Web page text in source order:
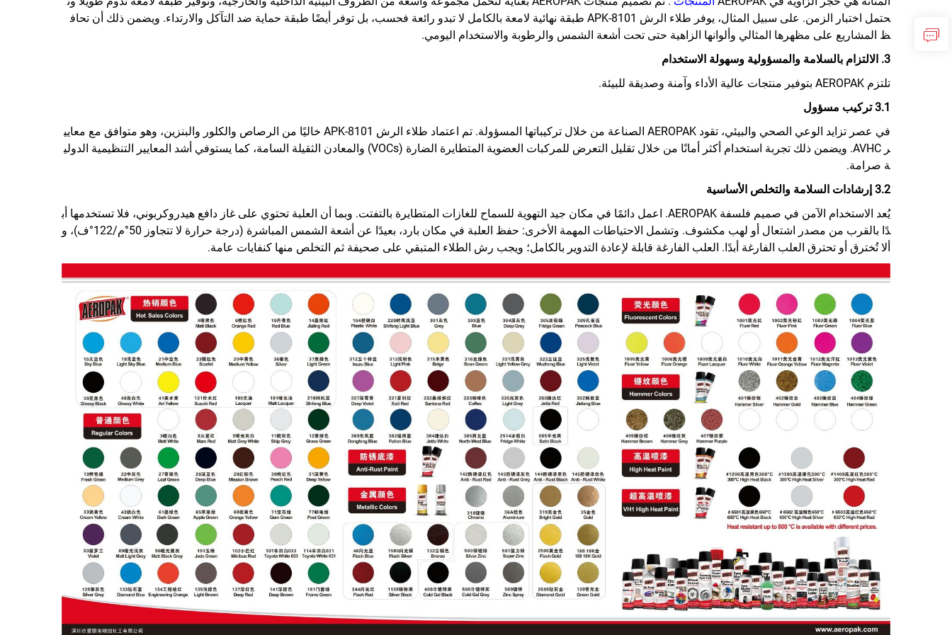
حتمل اختبار الزمن. على سبيل المثال، يوفر طلاء الرش APK-8101 طبقة نهائية لامعة بالكامل لا تبدو رائعة فحسب، بل توفر أيضًا طبقة حماية ضد التآكل والارتداء. ويضمن ذلك أن تحاف
ظ المشاريع على مظهرها المثالي وألوانها الزاهية حتى تحت أشعة الشمس والرطوبة والاستخدام اليومي.
3. الالتزام بالسلامة والمسؤولية وسهولة الاستخدام
تلتزم AEROPAK بتوفير منتجات عالية الأداء وآمنة وصديقة للبيئة.
3.1 تركيب مسؤول
في عصر تزايد الوعي الصحي والبيئي، تقود AEROPAK الصناعة من خلال تركيباتها المسؤولة. تم اعتماد طلاء الرش APK-8101 خاليًا من الرصاص والكلور والبنزين، وهو متوافق مع معايي
ر AVHC. ويضمن ذلك تجربة استخدام أكثر أمانًا من خلال تقليل التعرض للمركبات العضوية المتطايرة الضارة (VOCs) والمعادن الثقيلة السامة، كما يستوفي أشد المعايير التنظيمية الدولي
ة صرامة.
3.2 إرشادات السلامة والتخلص الأساسية
يُعد الاستخدام الآمن في صميم فلسفة AEROPAK. اعمل دائمًا في مكان جيد التهوية للسماح للغازات المتطايرة بالتفتت. وبما أن العلبة تحتوي على غاز دافع هيدروكربوني، فلا تستخدمها أب
دًا بالقرب من مصدر اشتعال أو لهب مكشوف. وتشمل الاحتياطات المهمة الأخرى: حفظ العلبة في مكان بارد، بعيدًا عن أشعة الشمس المباشرة (درجة حرارة لا تتجاوز 50°م/122°ف)، و
ألا تُخترق أو تحترق العلب الفارغة أبدًا. العلب الفارغة قابلة لإعادة التدوير بالكامل؛ ويجب رش الطلاء المتبقي على صحيفة ثم التخلص منها كنفايات عامة.